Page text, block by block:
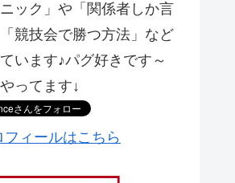
ニック」や「関係者しか言
競技会で勝つ方法」など
います♪パグ好きです～
ってます↓
フィールはこちら